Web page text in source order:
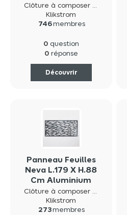
5 X H.3 7 Cm +
Fixation
Anthracite
Clôture à composer neva composite
Klikstrom
746membres
0 question
0 réponse
Découvrir
Panneau Feuilles
Neva L.179 X H.88
Cm Aluminium
Anthracite
Clôture à composer neva composite
Klikstrom
273membres